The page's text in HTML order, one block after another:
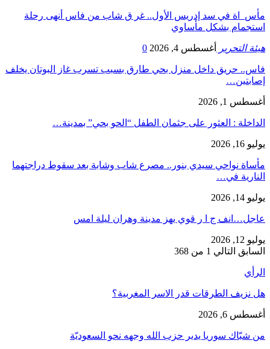
مأس_اة في سد إدريس الأول.. غر ق شاب من فاس أنهى رحلة
استجمام بشكل مأساوي
هيئة التحرير أغسطس 4, 2026 0
فاس.. حريق داخل منزل بحي طارق بسبب تسرب غاز البوتان يخلف
إصابتين…
أغسطس 1, 2026
​الداخلة : العثور على جثمان الطفل “الحو بحي” بمدينة…
يوليو 16, 2026
مأساة نواحي سيدي بنور.. مصرع شاب وشابة بعد سقوط دراجتهما
النارية في…
يوليو 14, 2026
عاجل…انف ج ا ر قوي يهز مدينة وهران ليلة امس
يوليو 12, 2026
السابق التالي 1 من 368
الرأي
هل نزيف الطرقات قدر الاسر المغربية؟
أغسطس 6, 2026
من شبّاك سوريا يدير حزب الله وجهه نحو السعوديّة